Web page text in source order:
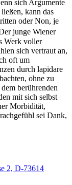
sich Argumente
kann das
oder Non, je
junge Wiener
Werk voller
sich vertraut an,
oft um
durch lapidare
ohne zu
berührenden
mit sich selbst
Morbidität,
sei Dank,
2, D-73614